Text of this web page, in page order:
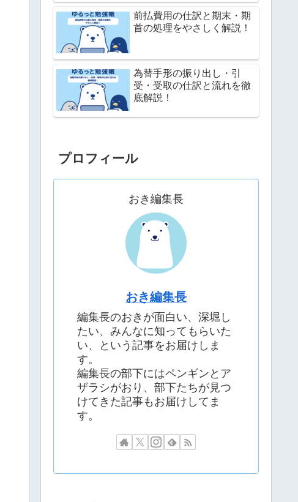
前払費用の仕訳と期末・期
首の処理をやさしく解説！
為替手形の振り出し・引
受・受取の仕訳と流れを徹
底解説！
プロフィール
おき編集長
おき編集長
編集長のおきが面白い、深堀し
たい、みんなに知ってもらいた
い、という記事をお届けしま
す。
編集長の部下にはペンギンとア
ザラシがおり、部下たちが見つ
けてきた記事もお届けしてま
す。